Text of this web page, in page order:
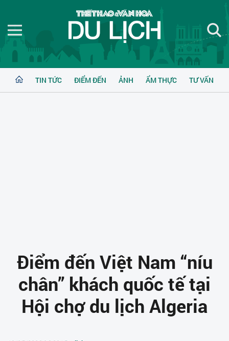
TIN TỨC ĐIỂM ĐẾN ẢNH ẨM THỰC TƯ VẤN
Điểm đến Việt Nam “níu
chân” khách quốc tế tại
Hội chợ du lịch Algeria